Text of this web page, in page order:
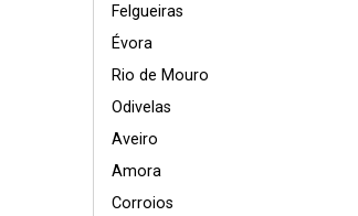
Felgueiras
Évora
Rio de Mouro
Odivelas
Aveiro
Amora
Corroios